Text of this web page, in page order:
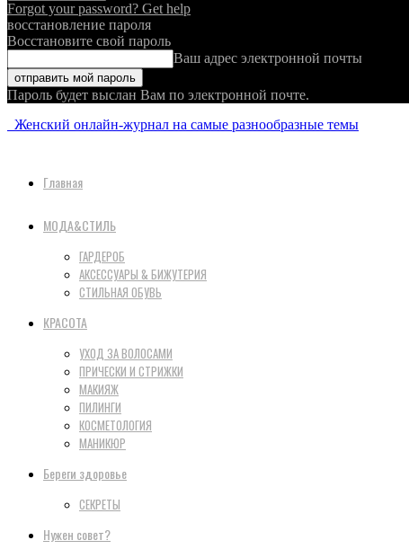
Forgot your password? Get help
восстановление пароля
Восстановите свой пароль
Ваш адрес электронной почты
Пароль будет выслан Вам по электронной почте.
Женский онлайн-журнал на самые разнообразные темы
Главная
МОДА&СТИЛЬ
ГАРДЕРОБ
АКСЕССУАРЫ & БИЖУТЕРИЯ
СТИЛЬНАЯ ОБУВЬ
КРАСОТА
УХОД ЗА ВОЛОСАМИ
ПРИЧЕСКИ И СТРИЖКИ
МАКИЯЖ
ПИЛИНГИ
КОСМЕТОЛОГИЯ
МАНИКЮР
Береги здоровье
СЕКРЕТЫ
Нужен совет?